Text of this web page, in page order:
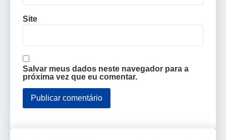
Site
Salvar meus dados neste navegador para a
próxima vez que eu comentar.